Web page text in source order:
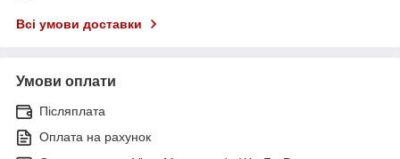
Всі умови доставки
Умови оплати
Післяплата
Оплата на рахунок